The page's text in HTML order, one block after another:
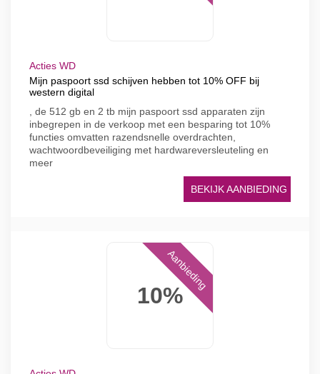
Acties WD
Mijn paspoort ssd schijven hebben tot 10% OFF bij
western digital
, de 512 gb en 2 tb mijn paspoort ssd apparaten zijn
inbegrepen in de verkoop met een besparing tot 10%
functies omvatten razendsnelle overdrachten,
wachtwoordbeveiliging met hardwareversleuteling en
meer
BEKIJK AANBIEDING
10%
Aanbieding